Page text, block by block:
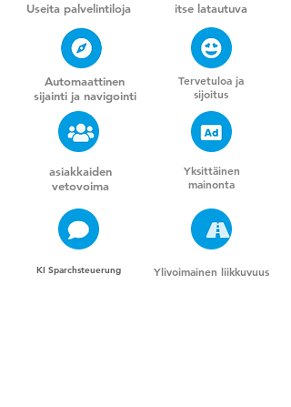
Useita palvelintiloja
Automaattinen
sijainti ja navigointi
asiakkaiden
vetovoima
KI Sparchsteuerung
itse latautuva
Tervetuloa ja
sijoitus
Yksittäinen
mainonta
Ylivoimainen liikkuvuus